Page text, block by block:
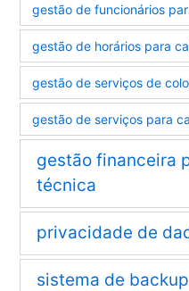
gestão de funcionários
gestão de horários para
gestão de serviços de
gestão de serviços para
gestão financeira
técnica
privacidade de
sistema de